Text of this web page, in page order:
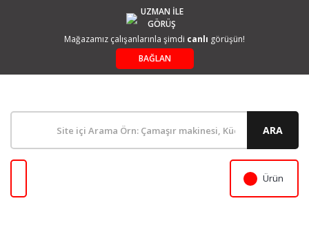
UZMAN İLE
GÖRÜŞ
Mağazamız çalışanlarınla şimdi canlı görüşün!
BAĞLAN
ARA
Ürün